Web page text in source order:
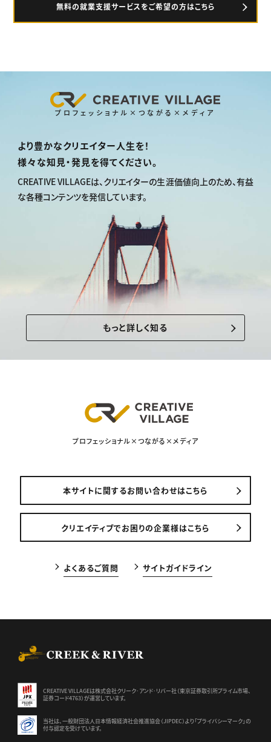
無料の就業支援サービスをご希望の方はこちら
プロフェッショナル×つながる×メディア
より豊かなクリエイター人生を！
様々な知見・発見を得てください。
CREATIVE VILLAGEは、クリエイターの生涯価値向上のため、有益
な各種コンテンツを発信しています。
もっと詳しく知る
プロフェッショナル×つながる×メディア
本サイトに関するお問い合わせはこちら
クリエイティブでお困りの企業様はこちら
よくあるご質問 サイトガイドライン
CREATIVE VILLAGEは株式会社クリーク･アンド･リバー社（東京証券取引所プライム市場、
証券コード4763）が運営しています。
当社は、一般財団法人日本情報経済社会推進協会（JIPDEC）より 「プライバシーマーク」の
付与認定を受けています。